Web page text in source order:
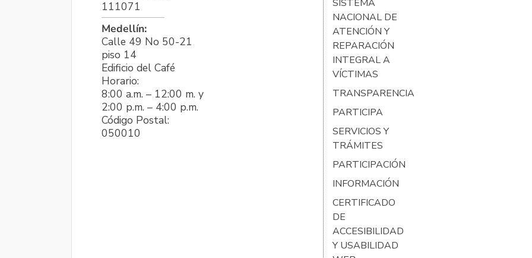
111071
Medellín:
Calle 49 No 50-21
piso 14
Edificio del Café
Horario:
8:00 a.m. – 12:00 m. y
2:00 p.m. – 4:00 p.m.
Código Postal:
050010
SISTEMA
NACIONAL DE
ATENCIÓN Y
REPARACIÓN
INTEGRAL A
VÍCTIMAS
TRANSPARENCIA
PARTICIPA
SERVICIOS Y
TRÁMITES
PARTICIPACIÓN
INFORMACIÓN
CERTIFICADO
DE
ACCESIBILIDAD
Y USABILIDAD